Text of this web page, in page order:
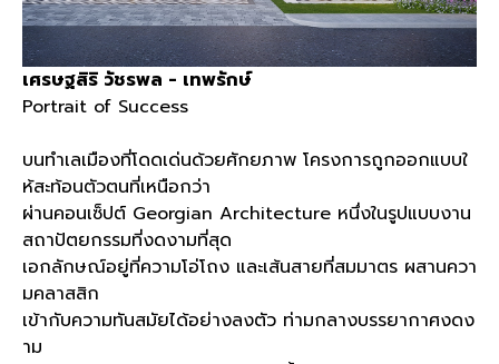
เศรษฐสิริ วัชรพล - เทพรักษ์​
Portrait of Success
บนทำเลเมืองที่โดดเด่นด้วยศักยภาพ โครงการถูกออกแบบใ
ห้สะท้อนตัวตนที่เหนือกว่า
ผ่านคอนเซ็ปต์ Georgian Architecture หนึ่งในรูปแบบงาน
สถาปัตยกรรมที่งดงามที่สุด​
เอกลักษณ์อยู่ที่ความโอ่โถง และเส้นสายที่สมมาตร ผสานควา
มคลาสสิก
เข้ากับความ​ทันสมัยได้อย่างลงตัว ท่ามกลางบรรยากาศงดง
าม